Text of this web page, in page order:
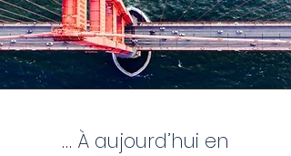
… À aujourd’hui en